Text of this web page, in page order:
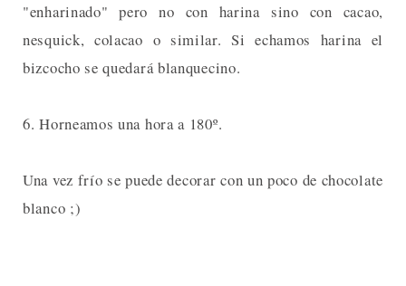
"enharinado" pero no con harina sino con cacao,
nesquick, colacao o similar. Si echamos harina el
bizcocho se quedará blanquecino.
6. Horneamos una hora a 180º.
Una vez frío se puede decorar con un poco de chocolate
blanco ;)